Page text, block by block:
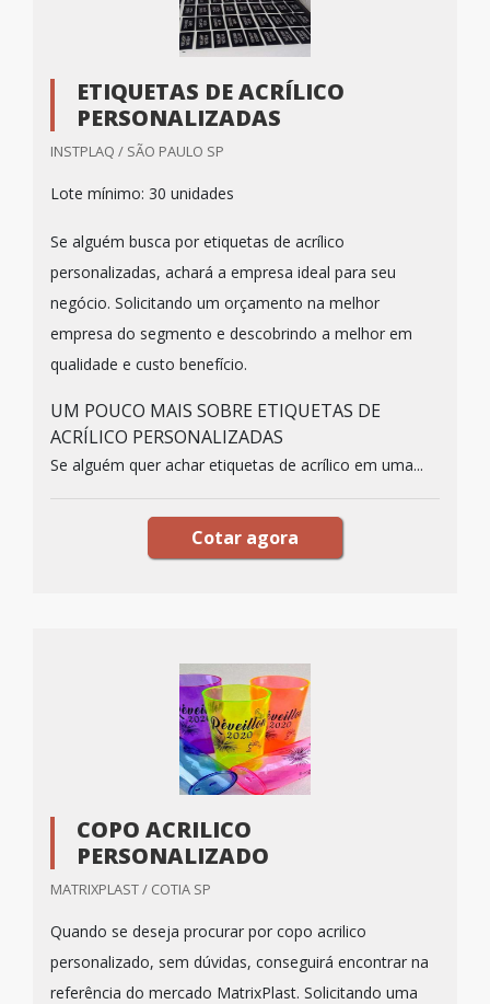
ETIQUETAS DE ACRÍLICO
PERSONALIZADAS
INSTPLAQ / SÃO PAULO SP
Lote mínimo: 30 unidades
Se alguém busca por etiquetas de acrílico
personalizadas, achará a empresa ideal para seu
negócio. Solicitando um orçamento na melhor
empresa do segmento e descobrindo a melhor em
qualidade e custo benefício.
UM POUCO MAIS SOBRE ETIQUETAS DE
ACRÍLICO PERSONALIZADAS
Se alguém quer achar etiquetas de acrílico em uma...
Cotar agora
COPO ACRILICO
PERSONALIZADO
MATRIXPLAST / COTIA SP
Quando se deseja procurar por copo acrilico
personalizado, sem dúvidas, conseguirá encontrar na
referência do mercado MatrixPlast. Solicitando uma